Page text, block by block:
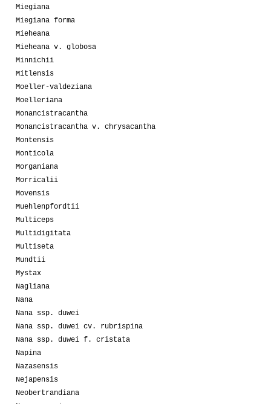
Miegiana
Miegiana forma
Mieheana
Mieheana v. globosa
Minnichii
Mitlensis
Moeller-valdeziana
Moelleriana
Monancistracantha
Monancistracantha v. chrysacantha
Montensis
Monticola
Morganiana
Morricalii
Movensis
Muehlenpfordtii
Multiceps
Multidigitata
Multiseta
Mundtii
Mystax
Nagliana
Nana
Nana ssp. duwei
Nana ssp. duwei cv. rubrispina
Nana ssp. duwei f. cristata
Napina
Nazasensis
Nejapensis
Neobertrandiana